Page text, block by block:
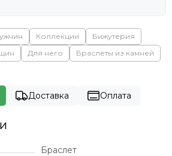
Коллекции
Бижутерия
Для него Браслеты из камней
Доставка Оплата
Браслет